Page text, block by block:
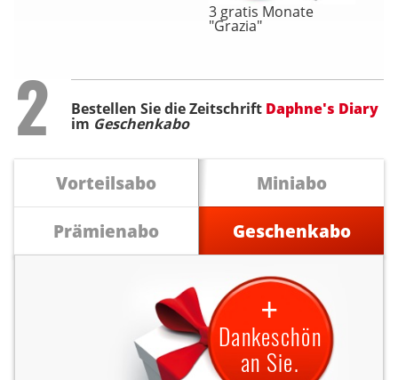
3 gratis Monate
"Grazia"
Step
2 Bestellen Sie die Zeitschrift Daphne's Diary
im Geschenkabo
Vorteilsabo
Miniabo
Prämienabo
Geschenkabo
+
Dankeschön
an Sie.